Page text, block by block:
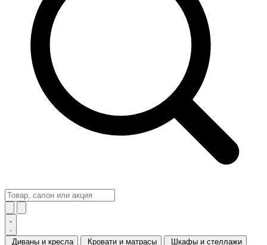
Диваны и кресла Кровати и матрасы
Шкафы и стеллажи